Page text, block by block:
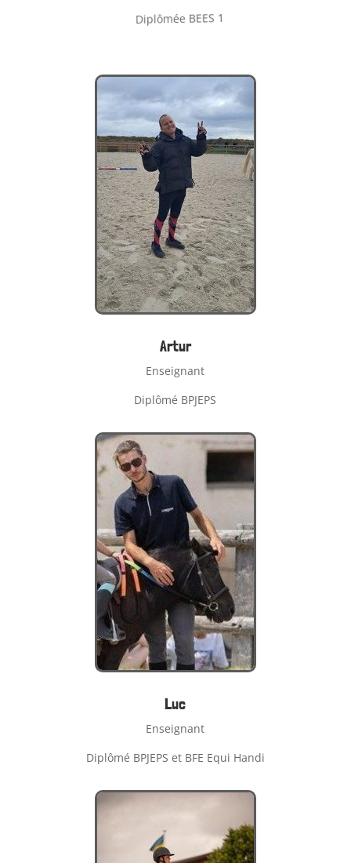
Diplômée BEES 1
Artur
Enseignant
Diplômé BPJEPS
Luc
Enseignant
Diplômé BPJEPS et BFE Equi Handi